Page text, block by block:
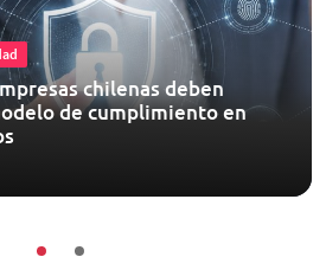
chilenas deben
de cumplimiento en